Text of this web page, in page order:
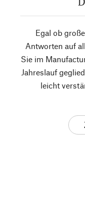
Egal ob
Antworten auf
Sie im
Jahreslauf
leicht